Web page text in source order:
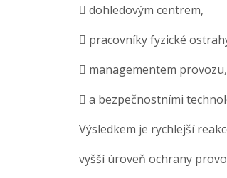
 dohledovým centrem,
 pracovníky fyzické
 managementem provozu,
 a bezpečnostními
Výsledkem je rychlejší
vyšší úroveň ochrany